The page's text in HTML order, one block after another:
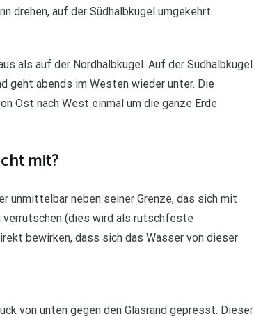
drehen, auf der Südhalbkugel umgekehrt.
als auf der Nordhalbkugel. Auf der Südhalbkugel
geht abends im Westen wieder unter. Die
Ost nach West einmal um die ganze Erde
mit?
unmittelbar neben seiner Grenze, das sich mit
verrutschen (dies wird als rutschfeste
bewirken, dass sich das Wasser von dieser
von unten gegen den Glasrand gepresst. Dieser